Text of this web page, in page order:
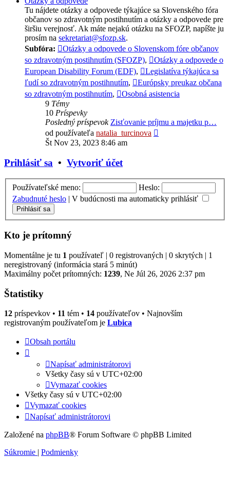
Tu nájdete otázky a odpovede týkajúce sa Slovenského fóra
občanov so zdravotným postihnutím a otázky a odpovede pre
širšiu verejnosť. Ak máte nejakú otázku na SFOZP, napíšte ju
prosím na sekretariat@sfozp.sk.
Subfóra:
Otázky a odpovede o Slovenskom fóre občanov
so zdravotným postihnutím (SFOZP),
Otázky a odpovede o
European Disability Forum (EDF),
Legislatíva týkajúca sa
ľudí so zdravotným postihnutím,
Európsky preukaz občana
so zdravotným postihnutím,
Osobná asistencia
9 Témy
10 Príspevky
Posledný príspevok Zisťovanie príjmu a majetku p…
od používateľa natalia_turcinova
Št Nov 23, 2023 8:46 am
Prihlásiť sa • Vytvoriť účet
Používateľské meno:
Heslo:
Zabudnuté heslo | V budúcnosti ma automaticky prihlásiť
Kto je prítomný
Momentálne je tu 1 používateľ | 0 registrovaných | 0 skrytých | 1
neregistrovaný (informácia stará 5 minút)
Maximálny počet prítomných: 1239, Ne Júl 26, 2026 2:37 pm
Štatistiky
12 príspevkov • 11 tém • 14 používateľov • Najnovším
registrovaným používateľom je Lubica
Obsah portálu
Napísať administrátorovi
Všetky časy sú v UTC+02:00
Vymazať cookies
Všetky časy sú v UTC+02:00
Vymazať cookies
Napísať administrátorovi
Založené na phpBB® Forum Software © phpBB Limited
Súkromie | Podmienky